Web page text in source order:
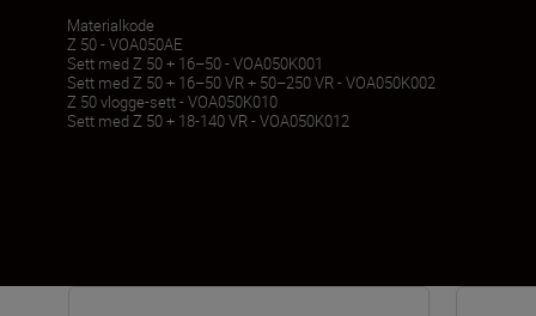
Materialkode
Z 50 - VOA050AE
Sett med Z 50 + 16–50 - VOA050K001
Sett med Z 50 + 16–50 VR + 50–250 VR - VOA050K002
Z 50 vlogge-sett - VOA050K010
Sett med Z 50 + 18-140 VR - VOA050K012